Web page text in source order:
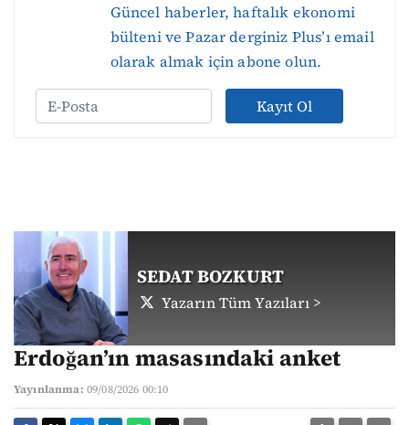
Güncel haberler, haftalık ekonomi
bülteni ve Pazar derginiz Plus’ı email
olarak almak için abone olun.
Kayıt Ol
SEDAT BOZKURT
Yazarın Tüm Yazıları >
Erdoğan’ın masasındaki anket
Yayınlanma: 09/08/2026 00:10